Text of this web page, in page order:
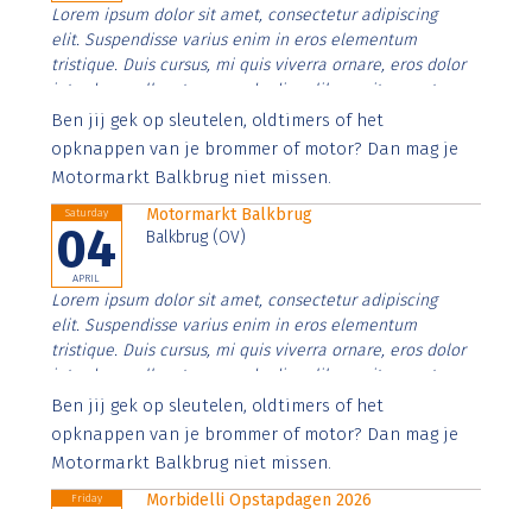
Lorem ipsum dolor sit amet, consectetur adipiscing
elit. Suspendisse varius enim in eros elementum
tristique. Duis cursus, mi quis viverra ornare, eros dolor
interdum nulla, ut commodo diam libero vitae erat.
Aenean faucibus nibh et justo cursus id rutrum lorem
imperdiet. Nunc ut sem vitae risus tristique posuere.
Ben jij gek op sleutelen, oldtimers of het
opknappen van je brommer of motor? Dan mag je
Motormarkt Balkbrug niet missen.
Saturday
04
APRIL
Motormarkt Balkbrug
Balkbrug (OV)
Lorem ipsum dolor sit amet, consectetur adipiscing
elit. Suspendisse varius enim in eros elementum
tristique. Duis cursus, mi quis viverra ornare, eros dolor
interdum nulla, ut commodo diam libero vitae erat.
Aenean faucibus nibh et justo cursus id rutrum lorem
imperdiet. Nunc ut sem vitae risus tristique posuere.
Ben jij gek op sleutelen, oldtimers of het
opknappen van je brommer of motor? Dan mag je
Motormarkt Balkbrug niet missen.
Friday
Morbidelli Opstapdagen 2026